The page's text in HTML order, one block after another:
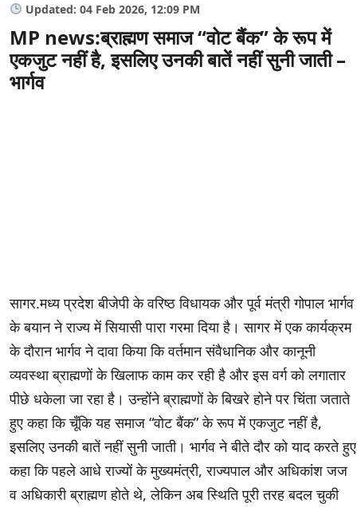
Updated: 04 Feb 2026, 12:09 PM
MP news:ब्राह्मण समाज “वोट बैंक” के रूप में
एकजुट नहीं है, इसलिए उनकी बातें नहीं सुनी जाती –
भार्गव
सागर.मध्य प्रदेश बीजेपी के वरिष्ठ विधायक और पूर्व मंत्री गोपाल भार्गव
के बयान ने राज्य में सियासी पारा गरमा दिया है। सागर में एक कार्यक्रम
के दौरान भार्गव ने दावा किया कि वर्तमान संवैधानिक और कानूनी
व्यवस्था ब्राह्मणों के खिलाफ काम कर रही है और इस वर्ग को लगातार
पीछे धकेला जा रहा है। उन्होंने ब्राह्मणों के बिखरे होने पर चिंता जताते
हुए कहा कि चूँकि यह समाज “वोट बैंक” के रूप में एकजुट नहीं है,
इसलिए उनकी बातें नहीं सुनी जाती। भार्गव ने बीते दौर को याद करते हुए
कहा कि पहले आधे राज्यों के मुख्यमंत्री, राज्यपाल और अधिकांश जज
व अधिकारी ब्राह्मण होते थे, लेकिन अब स्थिति पूरी तरह बदल चुकी